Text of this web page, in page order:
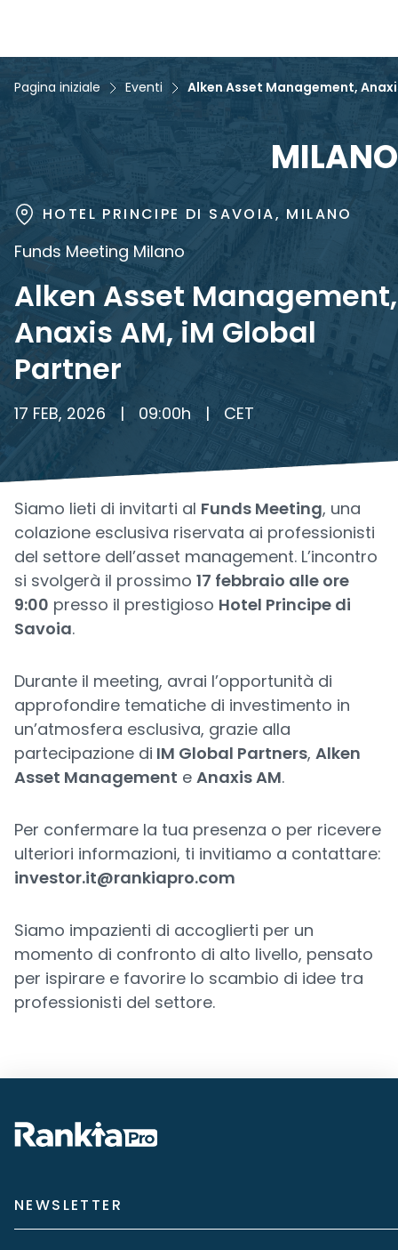
Pagina iniziale Eventi Alken Asset Management,
MILANO
HOTEL PRINCIPE DI SAVOIA, MILANO
Funds Meeting Milano
Alken Asset Management,
Anaxis AM, iM Global
Partner
17 FEB, 2026 | 09:00h | CET
Siamo lieti di invitarti al Funds Meeting, una
colazione esclusiva riservata ai professionisti
del settore dell’asset management. L’incontro
si svolgerà il prossimo 17 febbraio alle ore
9:00 presso il prestigioso Hotel Principe di
Savoia.
Durante il meeting, avrai l’opportunità di
approfondire tematiche di investimento in
un’atmosfera esclusiva, grazie alla
partecipazione di IM Global Partners, Alken
Asset Management e Anaxis AM.
Per confermare la tua presenza o per ricevere
ulteriori informazioni, ti invitiamo a contattare:
investor.it@rankiapro.com
Siamo impazienti di accoglierti per un
momento di confronto di alto livello, pensato
per ispirare e favorire lo scambio di idee tra
professionisti del settore.
NEWSLETTER